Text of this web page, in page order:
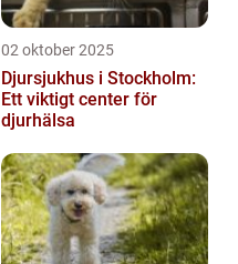
02 oktober 2025
Djursjukhus i Stockholm:
Ett viktigt center för
djurhälsa